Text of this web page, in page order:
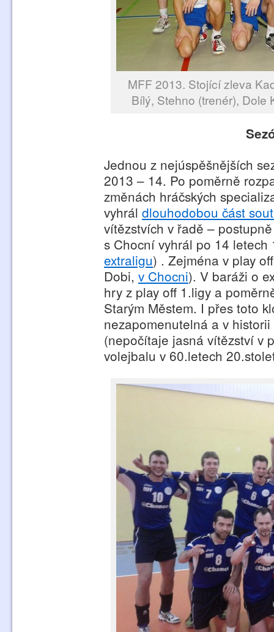
MFF 2013. Stojící zleva
Bílý, Stehno (trenér), Dole
Jednou z nejúspěšnějších
2013 – 14. Po poměrně
změnách hráčských
vyhrál dlouhodobou část
vítězstvích v řadě –
s Chocní vyhrál po 14
extraligu) . Zejména v play
Dobi, v Chocni). V baráži o
hry z play off 1.ligy a
Starým Městem. I přes toto
nezapomenutelná a v
(nepočítaje jasná vítězství v
volejbalu v 60.letech